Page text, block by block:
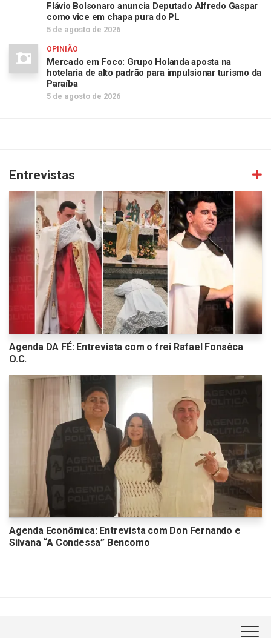
Flávio Bolsonaro anuncia Deputado Alfredo Gaspar
como vice em chapa pura do PL
5 de agosto de 2026
OPINIÃO
Mercado em Foco: Grupo Holanda aposta na
hotelaria de alto padrão para impulsionar turismo da
Paraíba
5 de agosto de 2026
Entrevistas
Agenda DA FÉ: Entrevista com o frei Rafael Fonsêca
O.C.
Agenda Econômica: Entrevista com Don Fernando e
Silvana “A Condessa” Bencomo